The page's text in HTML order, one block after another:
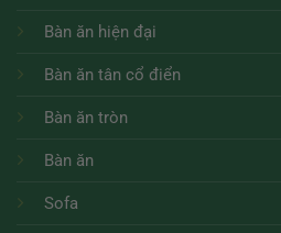
Bàn ăn hiện đại
Bàn ăn tân cổ điển
Bàn ăn tròn
Bàn ăn
Sofa